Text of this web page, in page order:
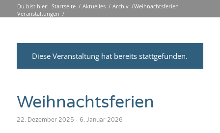
Du bist hier: Startseite / Aktuelles / Archiv /
Veranstaltungen /
Weihnachtsferien
Diese Veranstaltung hat bereits stattgefunden.
Weihnachtsferien
22. Dezember 2025 - 6. Januar 2026